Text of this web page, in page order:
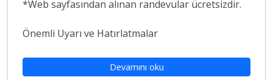
*Web sayfasından alınan randevular ücretsizdir.
Önemli Uyarı ve Hatırlatmalar
Devamını oku